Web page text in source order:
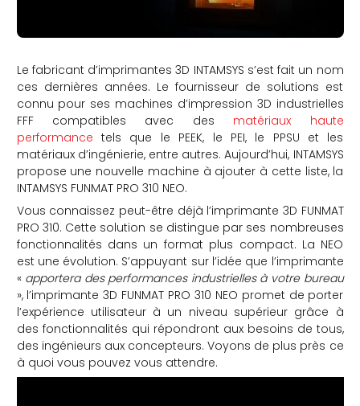
Le fabricant d’imprimantes 3D INTAMSYS s’est fait un nom
ces dernières années. Le fournisseur de solutions est
connu pour ses machines d’impression 3D industrielles
FFF compatibles avec des matériaux haute
performance tels que le PEEK, le PEI, le PPSU et les
matériaux d’ingénierie, entre autres. Aujourd’hui, INTAMSYS
propose une nouvelle machine à ajouter à cette liste, la
INTAMSYS FUNMAT PRO 310 NEO.
Vous connaissez peut-être déjà l’imprimante 3D FUNMAT
PRO 310. Cette solution se distingue par ses nombreuses
fonctionnalités dans un format plus compact. La NEO
est une évolution. S’appuyant sur l’idée que l’imprimante
« apportera des performances industrielles à votre bureau
», l’imprimante 3D FUNMAT PRO 310 NEO promet de porter
l’expérience utilisateur à un niveau supérieur grâce à
des fonctionnalités qui répondront aux besoins de tous,
des ingénieurs aux concepteurs. Voyons de plus près ce
à quoi vous pouvez vous attendre.